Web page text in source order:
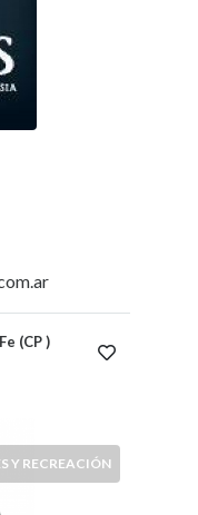
(CP )
Y RECREACIÓN